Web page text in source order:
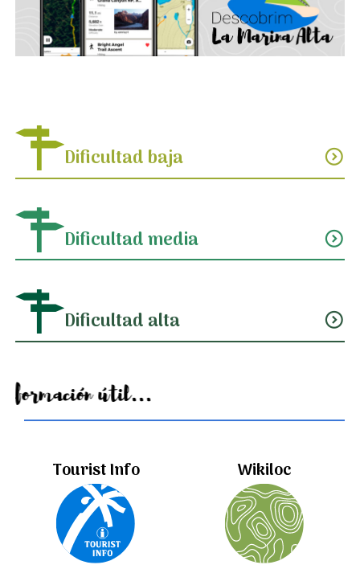
Dificultad baja expand_circle_down
Dificultad media expand_circle_down
Dificultad alta expand_circle_down
Información útil...
Tourist Info Wikiloc